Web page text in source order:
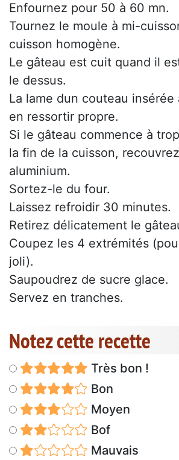
Enfournez pour 50 à 60 mn.
Tournez le moule à mi-
cuisson homogène.
Le gâteau est cuit quand il
le dessus.
La lame dun couteau
en ressortir propre.
Si le gâteau commence à
la fin de la cuisson,
aluminium.
Sortez-le du four.
Laissez refroidir 30 minutes.
Retirez délicatement le
Coupez les 4 extrémités
joli).
Saupoudrez de sucre glace.
Servez en tranches.
Notez cette recette
Très bon !
Bon
Moyen
Bof
Mauvais